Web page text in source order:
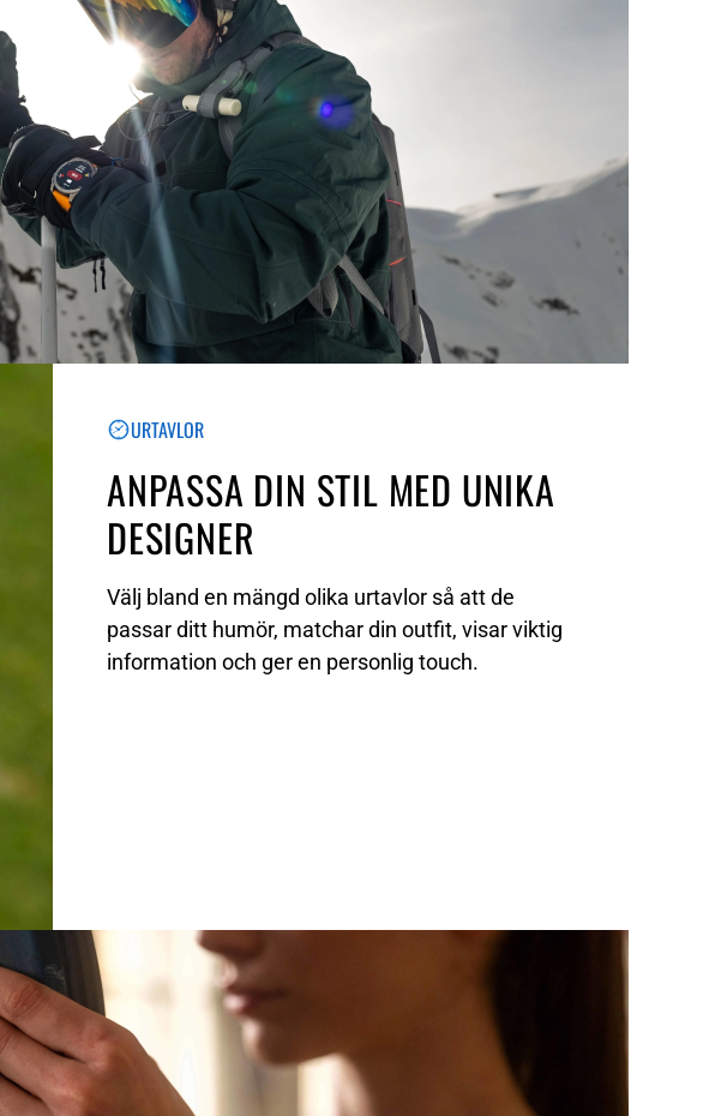
URTAVLOR
ANPASSA DIN STIL MED UNIKA
DESIGNER
Välj bland en mängd olika urtavlor så att de
passar ditt humör, matchar din outfit, visar viktig
information och ger en personlig touch.